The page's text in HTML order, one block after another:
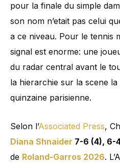
pour la finale du simple
son nom n’etait pas celui
a ce niveau. Pour le tennis
signal est enorme: une
du radar central avant le
la hierarchie sur la scene
quinzaine parisienne.
Selon l’Associated Press,
Diana Shnaider 7-6 (4), 6-
de Roland-Garros 2026.